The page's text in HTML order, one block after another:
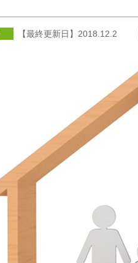
【最終更新日】2018.12.2